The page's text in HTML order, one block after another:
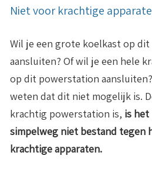
Niet voor krachtige
Wil je een grote koelkast op
aansluiten? Of wil je een hele
op dit powerstation
weten dat dit niet mogelijk is.
krachtig powerstation is, is
simpelweg niet bestand tegen
krachtige apparaten.